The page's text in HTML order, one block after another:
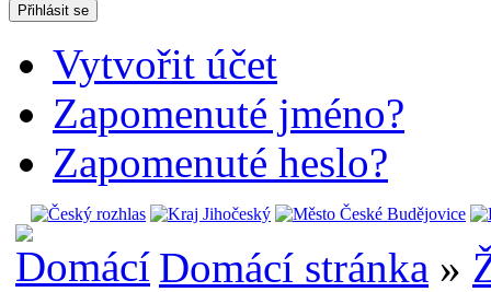
Přihlásit se
Vytvořit účet
Zapomenuté jméno?
Zapomenuté heslo?
Domácí stránka »